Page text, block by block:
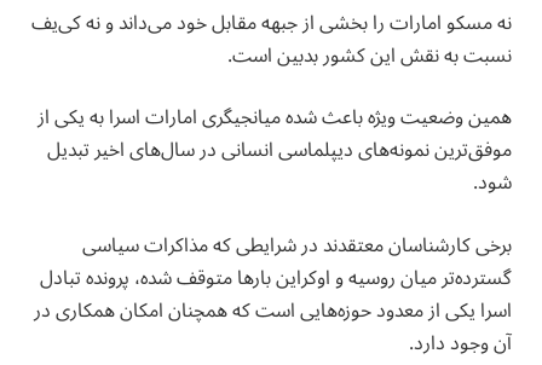
نه مسکو امارات را بخشی از جبهه مقابل خود می‌داند و نه کی‌یف
نسبت به نقش این کشور بدبین است.
همین وضعیت ویژه باعث شده میانجیگری امارات اسرا به یکی از
موفق‌ترین نمونه‌های دیپلماسی انسانی در سال‌های اخیر تبدیل
شود.
برخی کارشناسان معتقدند در شرایطی که مذاکرات سیاسی
گسترده‌تر میان روسیه و اوکراین بارها متوقف شده، پرونده تبادل
اسرا یکی از معدود حوزه‌هایی است که همچنان امکان همکاری در
آن وجود دارد.